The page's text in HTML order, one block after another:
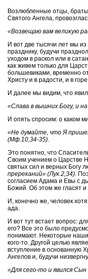
Возлюбленные отцы,
Святого Ангела,
«Возвещаю вам великую
И вот две тысячи лет мы
празднику, будучи
уходом в раскол или в
как живем только для
большевиками, временно
Христу и в радости, и в
И далее мы видим, что
«Слава в вышних Богу, и
И опять спросим: о каком
«Не думайте, что Я
(Мф.10,34-35).
Это понятно, что
Своим учением о Царстве
святых сил и верных Богу
пререканий» (Лук.2,34).
согласием Адама и Евы с
Божий. Об этом же гласят
И, конечно же, человек
ада.
И вот тут встает вопрос:
его? Все это было
понимают. Некоторые наши
кого-то. Другой целью
вступление в основанную
Ангелов и, будучи
«Для сего-то и явился